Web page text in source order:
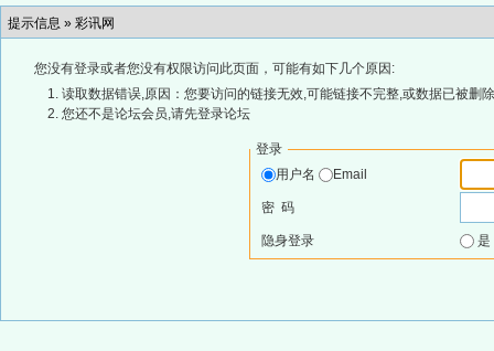
提示信息 » 彩讯网
您没有登录或者您没有权限访问此页面，可能有如下几个原因:
读取数据错误,原因：您要访问的链接无效,可能链接不完整,或数据已被删
您还不是论坛会员,请先登录论坛
登录
用户名
Email
密 码
隐身登录